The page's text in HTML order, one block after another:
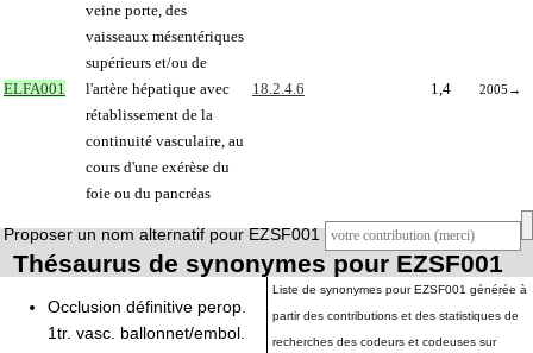
ELFA001
veine porte, des
vaisseaux mésentériques
supérieurs et/ou de
l'artère hépatique avec
rétablissement de la
continuité vasculaire, au
cours d'une exérèse du
foie ou du pancréas
18.2.4.6 1,4 2005 →
Proposer un nom alternatif pour EZSF001
Thésaurus de synonymes pour EZSF001
Occlusion définitive perop.
1tr. vasc. ballonnet/embol.
Liste de synonymes pour EZSF001 générée à
partir des contributions et des statistiques de
recherches des codeurs et codeuses sur